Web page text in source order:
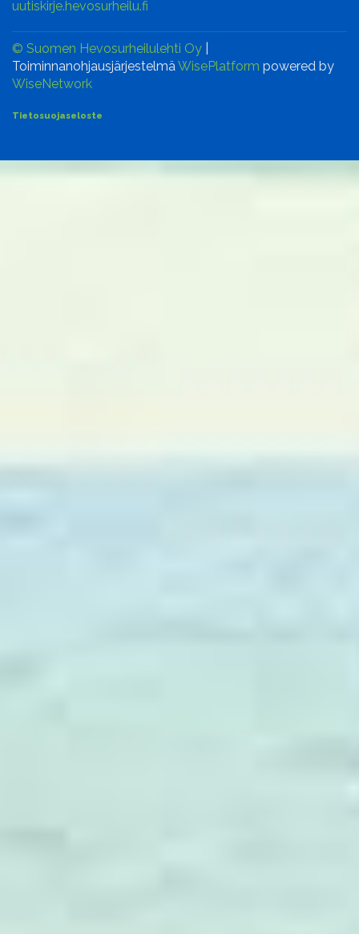
uutiskirje.hevosurheilu.fi
© Suomen Hevosurheilulehti Oy
ToiminnanohjausjärjestelmäWisePlatform powered by
WiseNetwork
Tietosuojaseloste